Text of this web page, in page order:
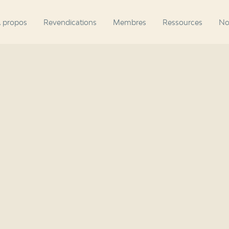
propos Revendications Membres Ressources